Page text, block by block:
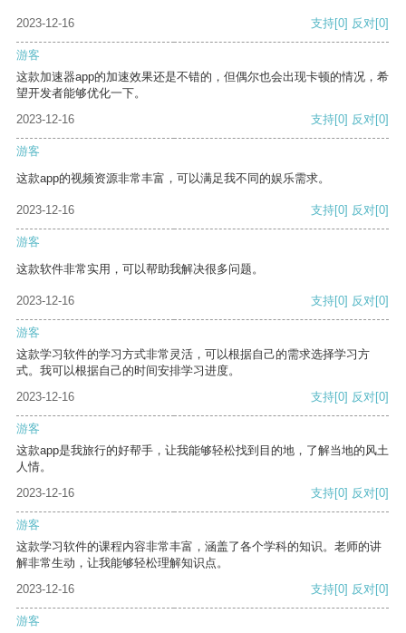
2023-12-16 支持[0] 反对[0]
游客
这款加速器app的加速效果还是不错的，但偶尔也会出现卡顿的情况，希
望开发者能够优化一下。
2023-12-16
支持[0] 反对[0]
游客
这款app的视频资源非常丰富，可以满足我不同的娱乐需求。
2023-12-16 支持[0] 反对[0]
游客
这款软件非常实用，可以帮助我解决很多问题。
2023-12-16 支持[0] 反对[0]
游客
这款学习软件的学习方式非常灵活，可以根据自己的需求选择学习方
式。我可以根据自己的时间安排学习进度。
2023-12-16
支持[0] 反对[0]
游客
这款app是我旅行的好帮手，让我能够轻松找到目的地，了解当地的风土
人情。
2023-12-16
支持[0] 反对[0]
游客
这款学习软件的课程内容非常丰富，涵盖了各个学科的知识。老师的讲
解非常生动，让我能够轻松理解知识点。
2023-12-16
支持[0] 反对[0]
游客